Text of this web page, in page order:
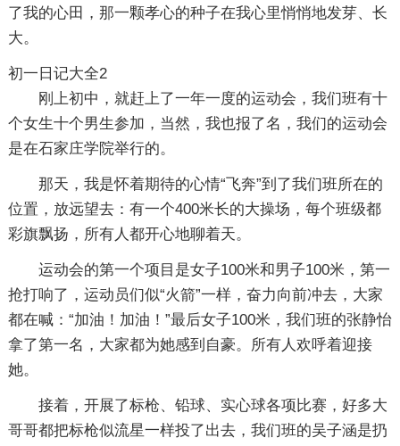
了我的心田，那一颗孝心的种子在我心里悄悄地发芽、长
大。
初一日记大全2
刚上初中，就赶上了一年一度的运动会，我们班有十
个女生十个男生参加，当然，我也报了名，我们的运动会
是在石家庄学院举行的。
那天，我是怀着期待的心情“飞奔”到了我们班所在的
位置，放远望去：有一个400米长的大操场，每个班级都
彩旗飘扬，所有人都开心地聊着天。
运动会的第一个项目是女子100米和男子100米，第一
抢打响了，运动员们似“火箭”一样，奋力向前冲去，大家
都在喊：“加油！加油！”最后女子100米，我们班的张静怡
拿了第一名，大家都为她感到自豪。所有人欢呼着迎接
她。
接着，开展了标枪、铅球、实心球各项比赛，好多大
哥哥都把标枪似流星一样投了出去，我们班的吴子涵是扔